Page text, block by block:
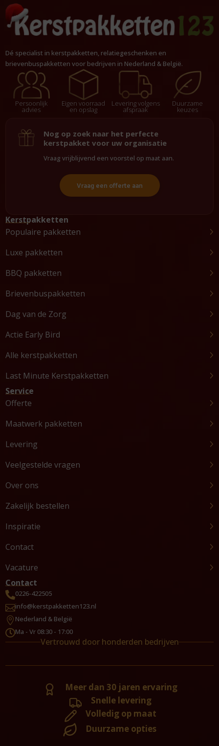
Dé specialist in kerstpakketten, relatiegeschenken en
brievenbuspakketten voor bedrijven in Nederland & België.
Persoonlijk
advies
Eigen voorraad
en opslag
Levering volgens
afspraak
Duurzame
keuzes
Nog op zoek naar het perfecte
kerstpakket voor uw organisatie
Vraag vrijblijvend een voorstel op maat aan.
Vraag een offerte aan
Kerstpakketten
Populaire pakketten
Luxe pakketten
BBQ pakketten
Brievenbuspakketten
Dag van de Zorg
Actie Early Bird
Alle kerstpakketten
Last Minute Kerstpakketten
Service
Offerte
Maatwerk pakketten
Levering
Veelgestelde vragen
Over ons
Zakelijk bestellen
Inspiratie
Contact
Vacature
Contact
0226-422505
info@kerstpakketten123.nl
 Nederland & België
Ma - Vr 08:30 - 17:00
Vertrouwd door honderden bedrijven
Meer dan 30 jaren ervaring
Snelle levering
Volledig op maat
Duurzame opties